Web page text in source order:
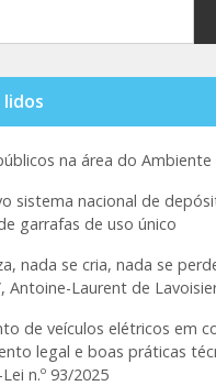
na área do Ambiente
sistema nacional de
garrafas de uso único
nada se cria, nada se
Antoine-Laurent de
de veículos elétricos em
legal e boas práticas
n.º 93/2025